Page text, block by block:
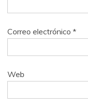
Correo electrónico *
Web